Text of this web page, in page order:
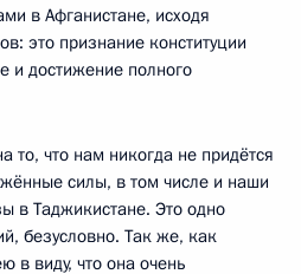
в Афганистане, исходя
это признание конституции
и достижение полного
то, что нам никогда не придётся
силы, в том числе и наши
в Таджикистане. Это одно
безусловно. Так же, как
в виду, что она очень